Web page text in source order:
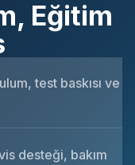
Eğitim
test baskısı ve
desteği, bakım